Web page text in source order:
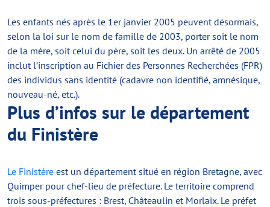
Les enfants nés après le 1er janvier 2005 peuvent désormais,
selon la loi sur le nom de famille de 2003, porter soit le nom
de la mère, soit celui du père, soit les deux. Un arrêté de 2005
inclut l’inscription au Fichier des Personnes Recherchées (FPR)
des individus sans identité (cadavre non identifié, amnésique,
nouveau-né, etc.).
Plus d’infos sur le département
du Finistère
Le Finistère est un département situé en région Bretagne, avec
Quimper pour chef-lieu de préfecture. Le territoire comprend
trois sous-préfectures : Brest, Châteaulin et Morlaix. Le préfet